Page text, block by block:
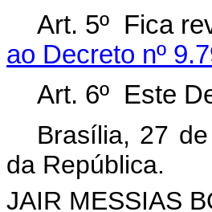
Art. 5º Fica
ao Decreto nº
Art. 6º Este
Brasília, 27
da República.
JAIR MESSIAS